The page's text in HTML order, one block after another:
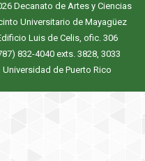
Decanato de Artes y Ciencias
Universitario de Mayagüez
Luis de Celis, ofic. 306
832-4040 exts. 3828, 3033
Universidad de Puerto Rico